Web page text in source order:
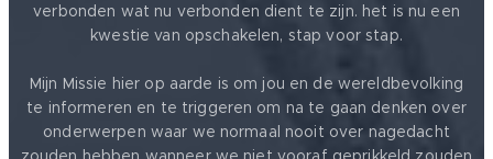
verbonden wat nu verbonden dient te zijn. het is nu een
kwestie van opschakelen, stap voor stap.
Mijn Missie hier op aarde is om jou en de wereldbevolking
te informeren en te triggeren om na te gaan denken over
onderwerpen waar we normaal nooit over nagedacht